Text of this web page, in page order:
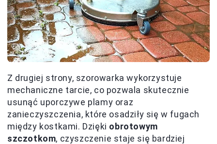
Z drugiej strony, szorowarka wykorzystuje
mechaniczne tarcie, co pozwala skutecznie
usunąć uporczywe plamy oraz
zanieczyszczenia, które osadziły się w fugach
między kostkami. Dzięki obrotowym
szczotkom, czyszczenie staje się bardziej